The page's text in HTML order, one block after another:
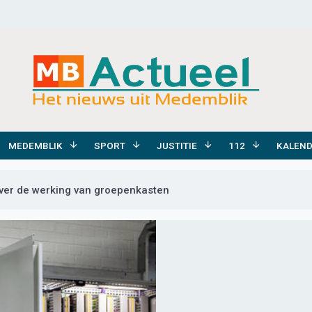
MEDEMBLIK SPORT JUSTITIE 112
de werking van groepenkasten